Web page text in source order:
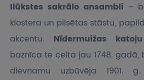
Ilūkstes sakrālo ansambli –
klostera un pilsētas stāstu,
akcentu. Nīdermuižas
baznīca te celta jau 1748.
dievnamu uzbūvēja 1901.